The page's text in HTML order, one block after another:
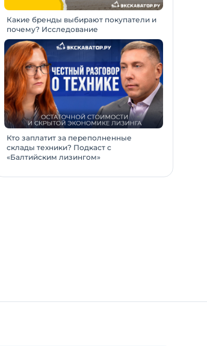
Какие бренды выбирают покупатели и
почему? Исследование
Кто заплатит за переполненные
склады техники? Подкаст с
«Балтийским лизингом»